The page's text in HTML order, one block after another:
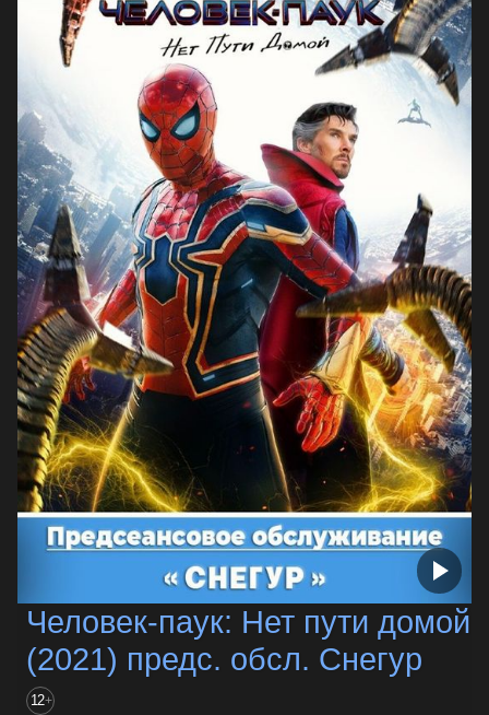
Человек-паук: Нет пути домой
(2021) предс. обсл. Снегур
12+